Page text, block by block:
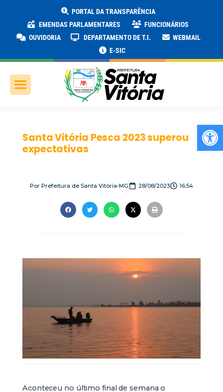
PORTAL DA TRANSPARÊNCIA
EMENDAS PARLAMENTARES
FUNCIONÁRIOS
OUVIDORIA
DEPARTAMENTO DE T.I.
WEBMAIL
E-SIC
Santa Vitória Pesca 2023 superou
expectativas
Por Prefeitura de Santa Vitória-MG 28/08/2023 16:54
Aconteceu no último final de semana o